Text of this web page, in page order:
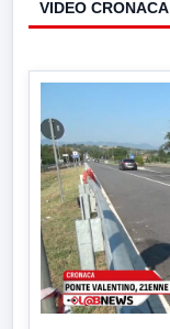
VIDEO CRONACA